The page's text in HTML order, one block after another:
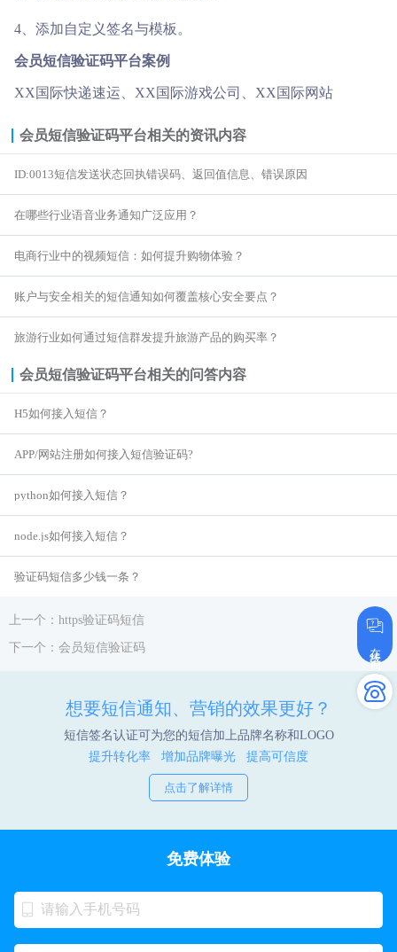
4、添加自定义签名与模板。
会员短信验证码平台案例
XX国际快递速运、XX国际游戏公司、XX国际网站
会员短信验证码平台相关的资讯内容
ID:0013短信发送状态回执错误码、返回值信息、错误原因
在哪些行业语音业务通知广泛应用？
电商行业中的视频短信：如何提升购物体验？
账户与安全相关的短信通知如何覆盖核心安全要点？
旅游行业如何通过短信群发提升旅游产品的购买率？
会员短信验证码平台相关的问答内容
H5如何接入短信？
APP/网站注册如何接入短信验证码?
python如何接入短信？
node.js如何接入短信？
验证码短信多少钱一条？
上一个：https验证码短信
下一个：会员短信验证码
想要短信通知、营销的效果更好？
短信签名认证可为您的短信加上品牌名称和LOGO
提升转化率 增加品牌曝光 提高可信度
点击了解详情
在线咨询
免费体验